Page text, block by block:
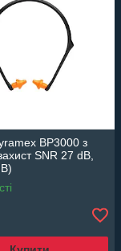
BP3000 з
SNR 27 dB,